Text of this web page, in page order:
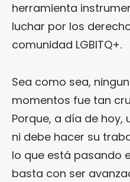
herramienta
luchar por los
comunidad LGBITQ+.
Sea como sea,
momentos fue tan
Porque, a día de hoy,
ni debe hacer su
lo que está pasando
basta con ser